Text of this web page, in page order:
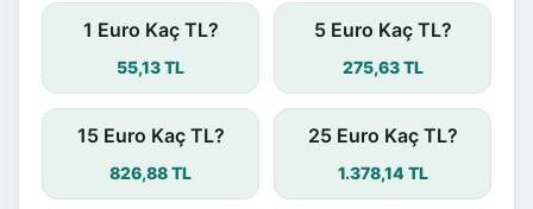
1 Euro Kaç TL?
55,13 TL
5 Euro Kaç TL?
275,63 TL
15 Euro Kaç TL?
826,88 TL
25 Euro Kaç TL?
1.378,14 TL